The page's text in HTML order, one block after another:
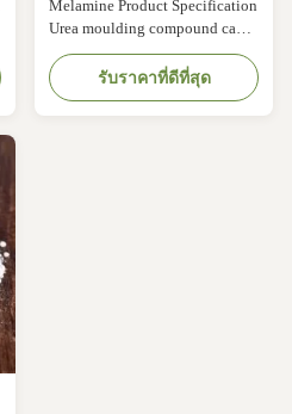
ไม่มีพิษสําหรับสินค้า
Melamine Product Specification
Urea moulding compound can
be used for making plugs,
sockets, electrical switches,
buttons, etc. The Dongxin
Melamine Moulding Powder is
รับราคาที่ดีที่สุด